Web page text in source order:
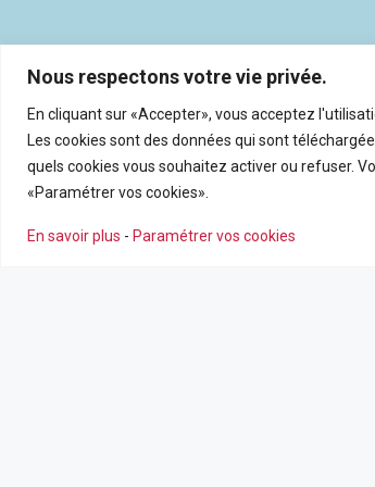
Nous respectons votre vie privée.
En cliquant sur «Accepter», vous acceptez
Les cookies sont des données qui sont
quels cookies vous souhaitez activer ou refuser.
«Paramétrer vos cookies».
En savoir plus - Paramétrer vos cookies